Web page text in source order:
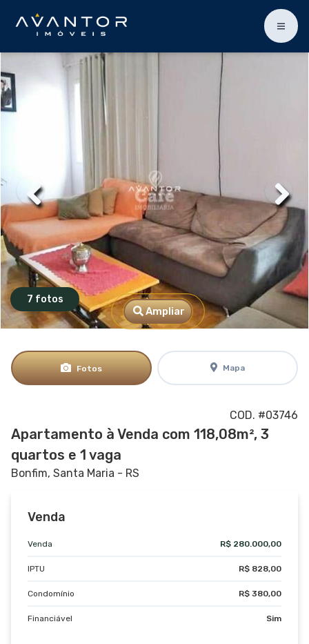
7 fotos
Ampliar
Fotos Mapa
COD. #03746
Apartamento à Venda com 118,08m², 3
quartos e 1 vaga
Bonfim, Santa Maria - RS
Venda
Venda R$ 280.000,00
IPTU R$ 828,00
Condomínio R$ 380,00
Financiável Sim